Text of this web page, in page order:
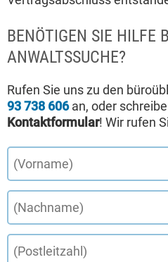
BENÖTIGEN SIE HILFE
ANWALTSSUCHE?
Rufen Sie uns zu den
93 738 606an, oder
Kontaktformular! Wir rufen